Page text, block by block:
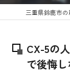
CX-5の
で後悔